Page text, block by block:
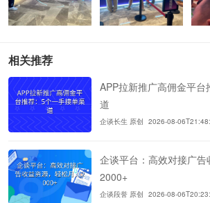
相关推荐
APP拉新推广高佣金平
道
企谈长生 原创 2026-08-
企谈平台：高效对接广
2000+
企谈段誉 原创 2026-08-